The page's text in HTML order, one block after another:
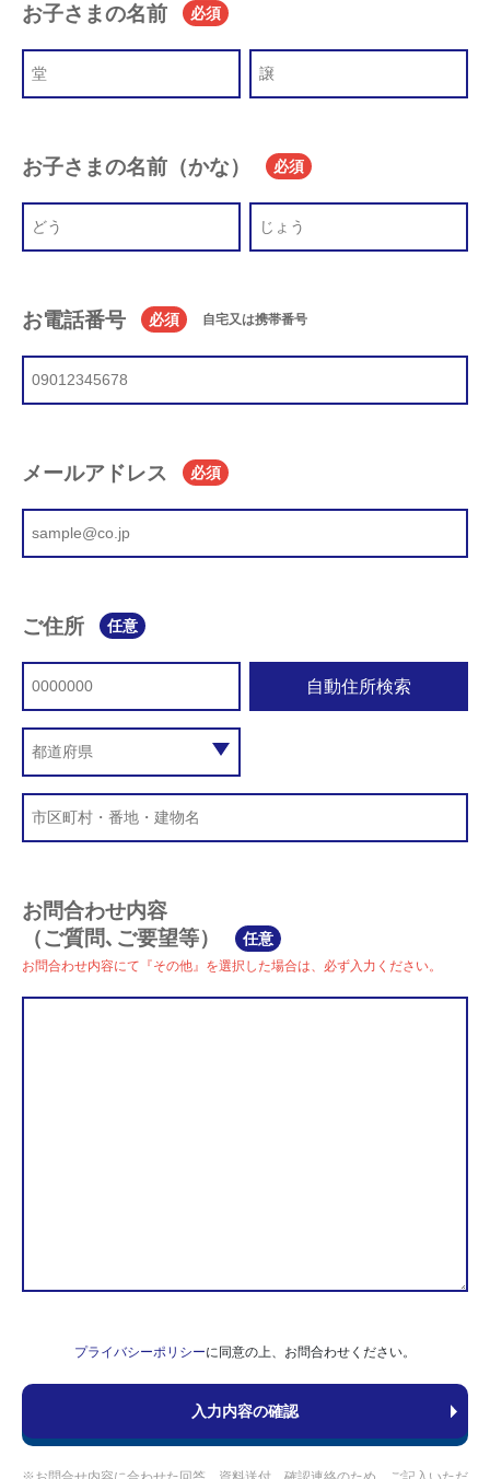
お子さまの名前 必須
お子さまの名前（かな） 必須
お電話番号 必須 自宅又は携帯番号
メールアドレス 必須
ご住所 任意
自動住所検索
お問合わせ内容
（ご質問､ご要望等）
任意
お問合わせ内容にて『その他』を選択した場合は、必ず入力ください。
プライバシーポリシーに同意の上、お問合わせください。